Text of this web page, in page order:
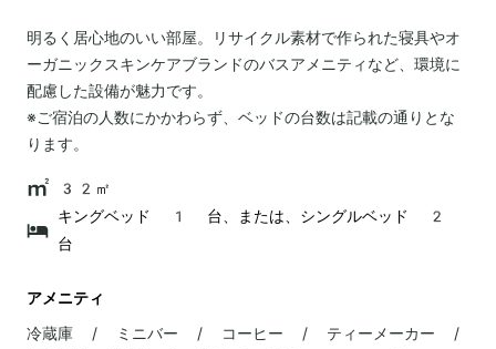
明るく居心地のいい部屋。リサイクル素材で作られた寝具やオ
ーガニックスキンケアブランドのバスアメニティなど、環境に
配慮した設備が魅力です。
※ご宿泊の人数にかかわらず、ベッドの台数は記載の通りとな
ります。
32㎡
キングベッド 1 台、または、シングルベッド 2
台
アメニティ
冷蔵庫 / ミニバー / コーヒー / ティーメーカー /